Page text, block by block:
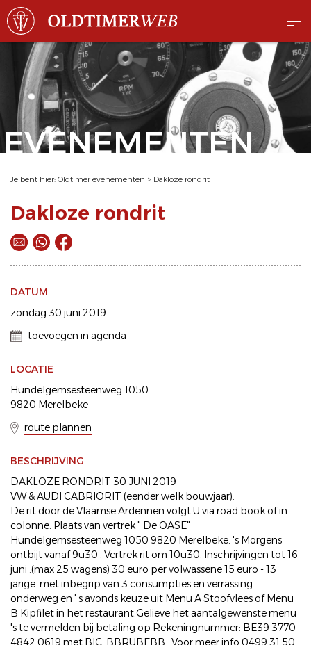
EVENEMENTEN
Je bent hier: Oldtimer evenementen > Dakloze rondrit
Dakloze rondrit
DATUM
zondag 30 juni 2019
toevoegen in agenda
LOCATIE
Hundelgemsesteenweg 1050
9820 Merelbeke
route plannen
BESCHRIJVING
DAKLOZE RONDRIT 30 JUNI 2019
VW & AUDI CABRIORIT (eender welk bouwjaar).
De rit door de Vlaamse Ardennen volgt U via road book of in
colonne. Plaats van vertrek " De OASE"
Hundelgemsesteenweg 1050 9820 Merelbeke. 's Morgens
ontbijt vanaf 9u30 . Vertrek rit om 10u30. Inschrijvingen tot 16
juni .(max 25 wagens) 30 euro per volwassene 15 euro - 13
jarige. met inbegrip van 3 consumpties en verrassing
onderweg en ' s avonds keuze uit Menu A Stoofvlees of Menu
B Kipfilet in het restaurant.Gelieve het aantalgewenste menu
's te vermelden bij betaling op Rekeningnummer: BE39 3770
4842 0619 met BIC: BBRUBEBB . Voor meer info 0499 31 50